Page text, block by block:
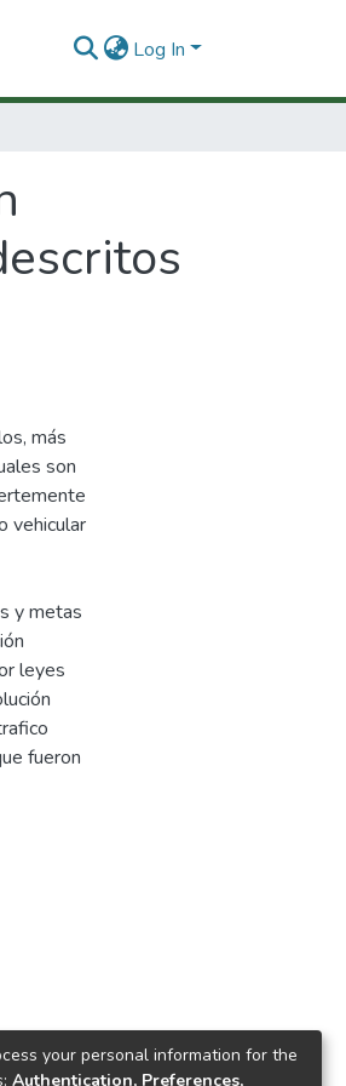
Log In
más
son
vehicular
y metas
leyes
fueron
your personal information for the
Authentication, Preferences,